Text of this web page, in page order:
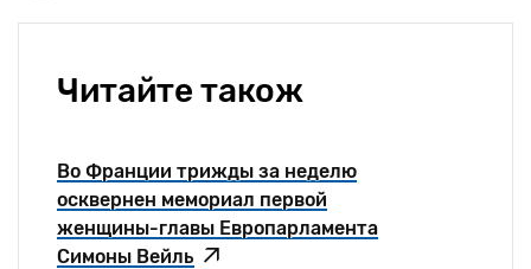
Читайте також
Во Франции трижды за неделю
осквернен мемориал первой
женщины-главы Европарламента
Симоны Вейль